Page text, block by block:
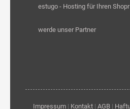
estugo - Hosting für Ihren Shopr
werde unser Partner
Impressum| Kontakt| AGB|